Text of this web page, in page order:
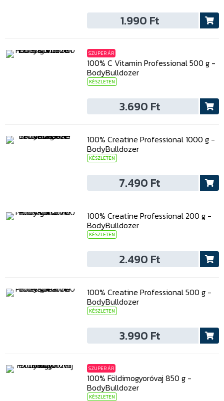
1.990 Ft
SZUPER ÁR
100% C Vitamin Professional 500 g -
BodyBulldozer
KÉSZLETEN
3.690 Ft
100% Creatine Professional 1000 g -
BodyBulldozer
KÉSZLETEN
7.490 Ft
100% Creatine Professional 200 g -
BodyBulldozer
KÉSZLETEN
2.490 Ft
100% Creatine Professional 500 g -
BodyBulldozer
KÉSZLETEN
3.990 Ft
SZUPER ÁR
100% Földimogyoróvaj 850 g -
BodyBulldozer
KÉSZLETEN